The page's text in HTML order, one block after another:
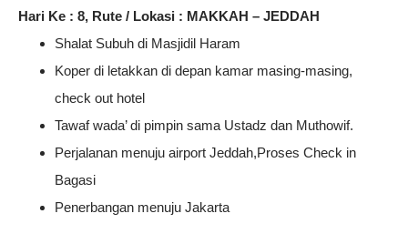
Hari Ke : 8, Rute / Lokasi : MAKKAH – JEDDAH
Shalat Subuh di Masjidil Haram
Koper di letakkan di depan kamar masing-masing,
check out hotel
Tawaf wada’ di pimpin sama Ustadz dan Muthowif.
Perjalanan menuju airport Jeddah,Proses Check in
Bagasi
Penerbangan menuju Jakarta